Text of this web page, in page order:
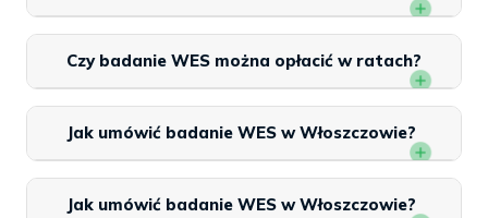
Czy badanie WES można opłacić w ratach?
Jak umówić badanie WES w Włoszczowie?
Jak umówić badanie WES w Włoszczowie?